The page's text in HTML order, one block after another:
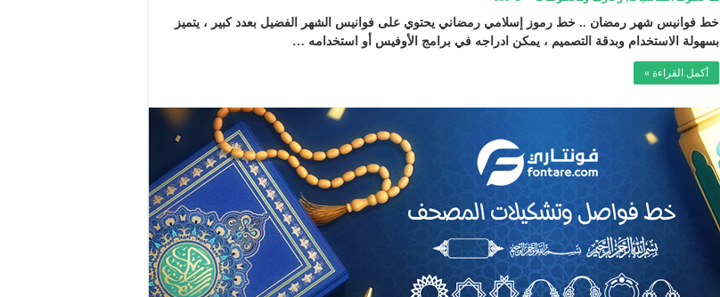
خط فوانيس شهر رمضان .. خط رموز إسلامي رمضاني يحتوي على فوانيس الشهر الفضيل بعدد كبير ، يتميز
بسهولة الاستخدام وبدقة التصميم ، يمكن ادراجه في برامج الأوفيس أو استخدامه …
أكمل القراءة »